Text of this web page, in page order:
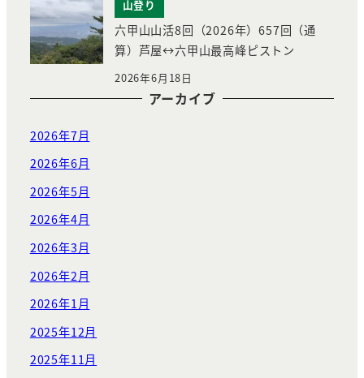
山登り
六甲山山活8回（2026年）657回（通
算）芦屋↔︎六甲山最高峰ピストン
2026年6月18日
アーカイブ
2026年7月
2026年6月
2026年5月
2026年4月
2026年3月
2026年2月
2026年1月
2025年12月
2025年11月